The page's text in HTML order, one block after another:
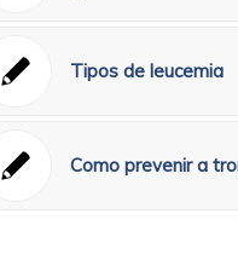
Tipos de leucemia
Como prevenir a